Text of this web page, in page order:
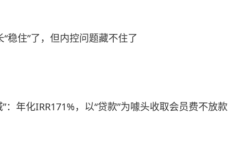
稳住”了，但内控问题藏不住了
：年化IRR171%，以“贷款”为噱头收取会员费不放